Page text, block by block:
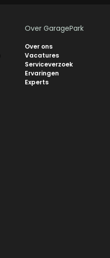
Over GaragePark
Over ons
Vacatures
Serviceverzoek
Ervaringen
Experts